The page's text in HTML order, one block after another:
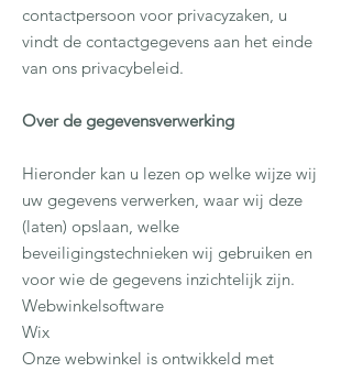
contactpersoon voor privacyzaken, u
vindt de contactgegevens aan het einde
van ons privacybeleid.
Over de gegevensverwerking
Hieronder kan u lezen op welke wijze wij
uw gegevens verwerken, waar wij deze
(laten) opslaan, welke
beveiligingstechnieken wij gebruiken en
voor wie de gegevens inzichtelijk zijn.
Webwinkelsoftware
Wix
Onze webwinkel is ontwikkeld met